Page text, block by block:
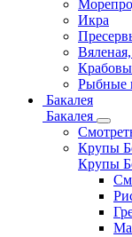
Икра
Рыбные
Бакалея
Бакалея
Крупы
Крупы